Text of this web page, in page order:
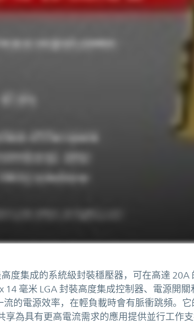
度集成的系統級封裝穩壓器，可在高達 20A
14 毫米 LGA 封裝高度集成控制器、電源開
的電源效率，在輕負載時會有脈衝跳頻。
享為具有更高電流需求的應用提供並行工作